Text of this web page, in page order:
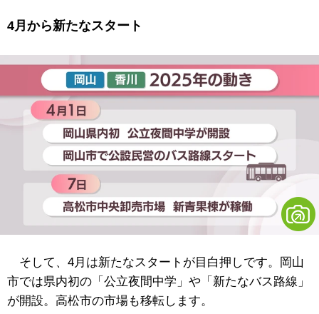
4月から新たなスタート
そして、4月は新たなスタートが目白押しです。岡山
市では県内初の「公立夜間中学」や「新たなバス路線」
が開設。高松市の市場も移転します。